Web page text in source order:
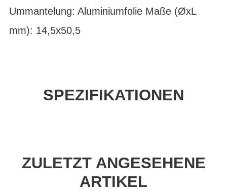
Ummantelung: Aluminiumfolie Maße (ØxL
mm): 14,5x50,5
SPEZIFIKATIONEN
ZULETZT ANGESEHENE
ARTIKEL